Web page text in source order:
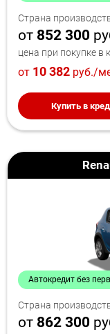
Страна
от 852 300
цена при покупке в
от 10 382 руб./
Купить в
Автокредит без
Страна
от 862 300